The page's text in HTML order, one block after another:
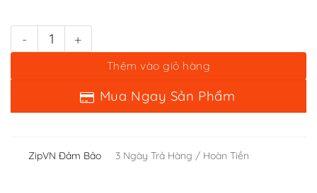
ZipVN Đảm Bảo 3 Ngày Trả Hàng / Hoàn Tiền